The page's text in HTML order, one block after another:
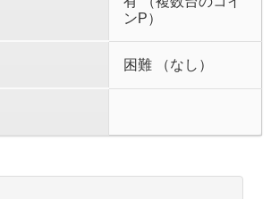
ンP）
困難 （なし）